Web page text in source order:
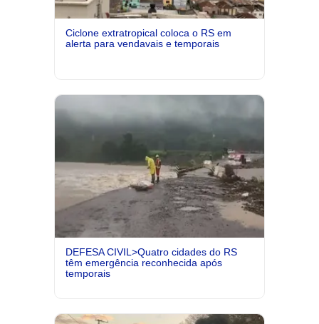
Ciclone extratropical coloca o RS em
alerta para vendavais e temporais
DEFESA CIVIL>Quatro cidades do RS
têm emergência reconhecida após
temporais